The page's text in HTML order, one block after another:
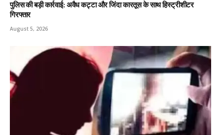
पुलिस की बड़ी कार्रवाई: अवैध कट्टा और जिंदा कारतूस के साथ हिस्ट्रीशीटर
गिरफ्तार
August 5, 2026